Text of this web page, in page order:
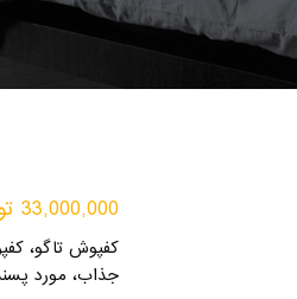
33,000,000
کفپوش تاگو،
جذاب، مورد